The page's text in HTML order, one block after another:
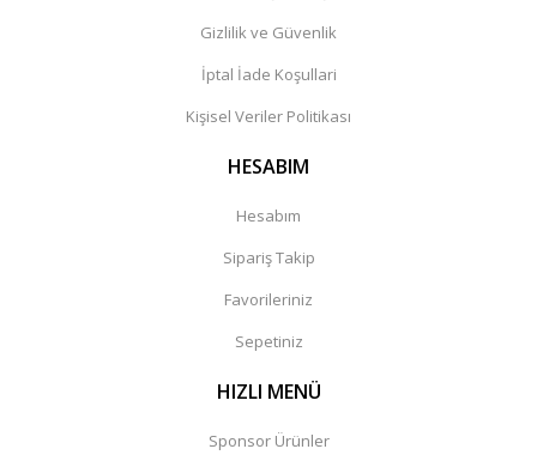
Gizlilik ve Güvenlik
İptal İade Koşullari
Kişisel Veriler Politikası
HESABIM
Hesabım
Sipariş Takip
Favorileriniz
Sepetiniz
HIZLI MENÜ
Sponsor Ürünler